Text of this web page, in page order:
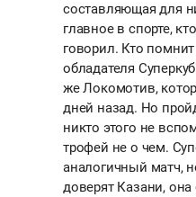
составляющая для
главное в спорте,
говорил. Кто
обладателя
же Локомотив,
дней назад. Но
никто этого не
трофей не о чем.
аналогичный матч,
доверят Казани,